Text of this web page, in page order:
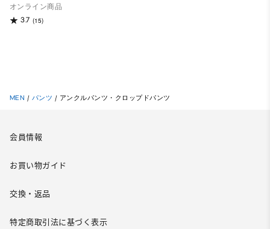
オンライン商品
3.7 (15)
MEN / パンツ / アンクルパンツ・クロップドパンツ
会員情報
お買い物ガイド
交換・返品
特定商取引法に基づく表示